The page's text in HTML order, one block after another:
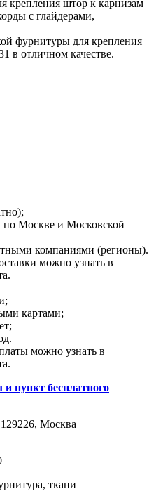
крепления штор к карнизам
с глайдерами,
фурнитуры для крепления
в отличном качестве.
по Москве и Московской
компаниями (регионы).
можно узнать в
картами;
можно узнать в
пункт бесплатного
Москва
ткани